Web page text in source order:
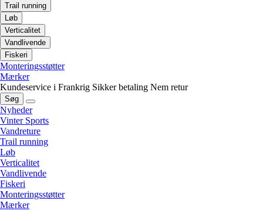
Trail running
Løb
Verticalitet
Vandlivende
Fiskeri
Monteringsstøtter
Mærker
Kundeservice i Frankrig Sikker betaling Nem retur
Søg
Nyheder
Vinter Sports
Vandreture
Trail running
Løb
Verticalitet
Vandlivende
Fiskeri
Monteringsstøtter
Mærker